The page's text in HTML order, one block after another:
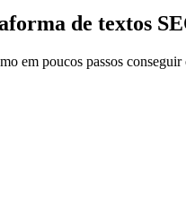
de textos
em poucos passos